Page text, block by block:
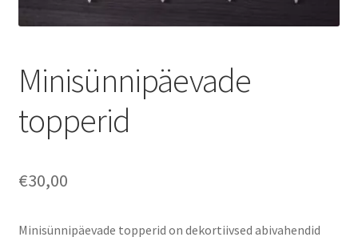
Minisünnipäevade
topperid
€30,00
Minisünnipäevade topperid on dekortiivsed abivahendid